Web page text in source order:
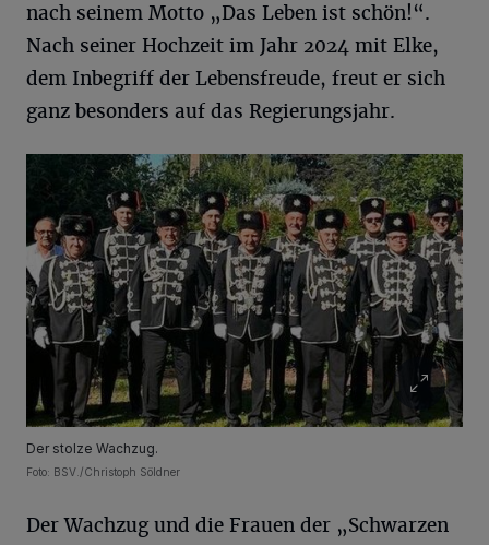
nach seinem Motto „Das Leben ist schön!“.
Nach seiner Hochzeit im Jahr 2024 mit Elke,
dem Inbegriff der Lebensfreude, freut er sich
ganz besonders auf das Regierungsjahr.
Der stolze Wachzug.
Foto: BSV./Christoph Söldner
Der Wachzug und die Frauen der „Schwarzen